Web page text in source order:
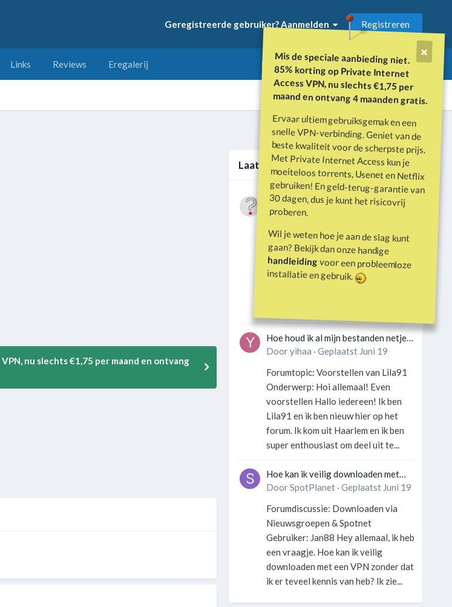
Mis de speciale aanbieding niet.
85% korting op Private Internet
Access VPN, nu slechts €1,75 per
maand en ontvang 4 maanden gratis.
Ervaar ultiem gebruiksgemak en een
snelle VPN-verbinding. Geniet van de
beste kwaliteit voor de scherpste prijs.
Met Private Internet Access kun je
moeiteloos torrents, Usenet en Netflix
gebruiken! En geld-terug-garantie van
30 dagen, dus je kunt het risicovrij
proberen.
Wil je weten hoe je aan de slag kunt
gaan? Bekijk dan onze handige
handleidingvoor een probleemloze
installatie en gebruik.
Geregistreerde gebruiker? Aanmelden Registreren
Links Reviews Eregalerij
Alle activiteit
nu slechts €1,75 per maand en ontvang
Laatste berichten
Wat is er gebeurd met Davey Hearn
en de vandalisatie van het
Washington Reflecting Pool?
DoorVraagbaak
Forumdiscussie: Davey Hearn:
Former Olympian Denies Vandalising
Washington Reflecting Pool
Gebruiker: SportFan123 Hey
Hoe houd ik al mijn bestanden netjes
georganiseerd zonder gek te
Dooryihaa · Geplaatst Juni 19
Forumtopic: Voorstellen van Lila91
Onderwerp: Hoi allemaal! Even
voorstellen Hallo iedereen! Ik ben
Lila91 en ik ben nieuw hier op het
forum. Ik kom uit Haarlem en ik ben
super enthousiast om deel uit te...
Hoe kan ik veilig downloaden met
een VPN zonder technische kennis?
DoorSpotPlanet· Geplaatst Juni 19
Forumdiscussie: Downloaden via
Nieuwsgroepen & Spotnet
Gebruiker: Jan88 Hey allemaal, ik heb
een vraagje. Hoe kan ik veilig
downloaden met een VPN zonder dat
ik er teveel kennis van heb? Ik zie...